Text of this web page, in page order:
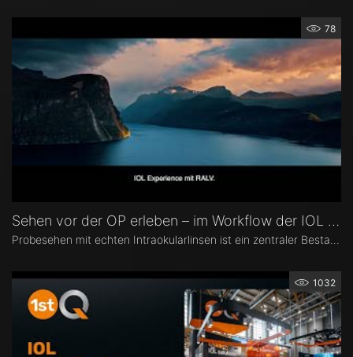
78
Sehen vor der OP erleben – im Workflow der IOL Experience
1032